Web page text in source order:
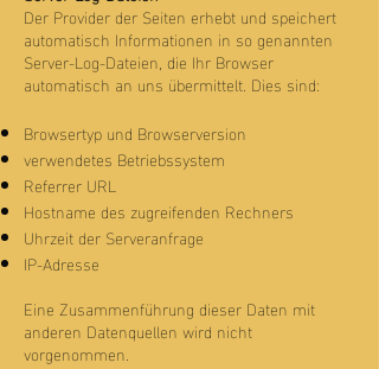
Der Provider der Seiten erhebt und speichert
automatisch Informationen in so genannten
Server-Log-Dateien, die Ihr Browser
automatisch an uns übermittelt. Dies sind:
Browsertyp und Browserversion
verwendetes Betriebssystem
Referrer URL
Hostname des zugreifenden Rechners
Uhrzeit der Serveranfrage
IP-Adresse
Eine Zusammenführung dieser Daten mit
anderen Datenquellen wird nicht
vorgenommen.